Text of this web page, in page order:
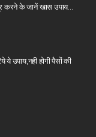
करने के जानें खास उपाय…
उपाय,नही होगी पैसों की